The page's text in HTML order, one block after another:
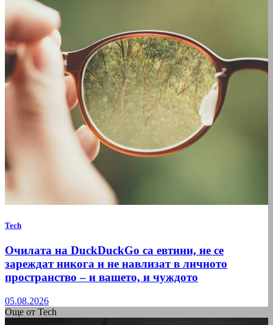
Tech
Очилата на DuckDuckGo са евтини, не се
зареждат никога и не навлизат в личното
пространство – и вашето, и чуждото
05.08.2026
Още от Tech